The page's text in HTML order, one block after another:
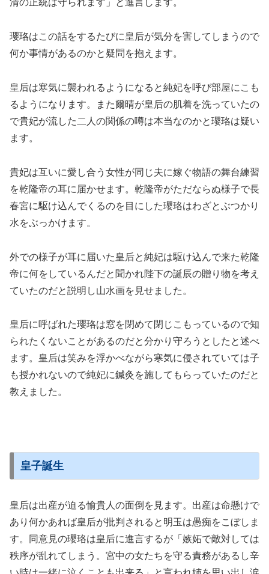
清の正統は守られます」と進言します。
瓔珞はこの話をするたびに皇后が気分を害してしまうので
何か事情があるのかと疑問を抱えます。
皇后は寒気に襲われるようになると純妃を呼び部屋にこも
るようになります。また爾晴が皇后の肌着を洗っていたの
で貴妃が流した二人の関係の噂は本当なのかと瓔珞は疑い
ます。
貴妃は互いに愛し合う女性が同じ夫に嫁ぐ物語の舞台練習
を乾隆帝の耳に届かせます。乾隆帝がただならぬ様子で長
春宮に駆け込んでくるのを目にした瓔珞はわざとぶつかり
水をぶっかけます。
外での様子が耳に届いた皇后と純妃は駆け込んで来た乾隆
帝に何をしているんだと聞かれ陛下の誕辰の贈り物を考え
ていたのだと説明し山水画を見せました。
皇后に呼ばれた瓔珞は窓を閉めて閉じこもっているので知
られたくないことがあるのだと分かり守ろうとしたと述べ
ます。皇后は笑みを浮かべながら寒気に侵されていては子
も授かれないので純妃に鍼灸を施してもらっていたのだと
教えました。
皇子誕生
皇后は出産が迫る愉貴人の面倒を見ます。出産は命懸けで
あり何かあれば皇后が批判されると明玉は愚痴をこぼしま
す。同意見の瓔珞は皇后に進言するが「嫉妬で敵対しては
秩序が乱れてしまう。宮中の女たちを守る責務があるし辛